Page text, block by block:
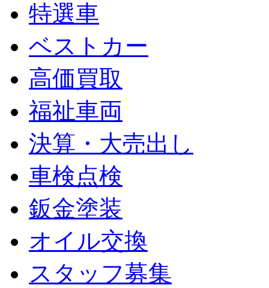
特選車
ベストカー
高価買取
福祉車両
決算・大売出し
車検点検
鈑金塗装
オイル交換
スタッフ募集